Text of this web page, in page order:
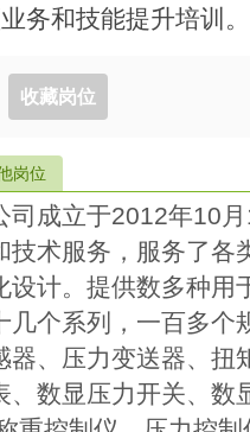
务和技能提升培训。
收藏岗位
岗位
司成立于2012年10
技术服务，服务了各
设计。提供数多种用
几个系列，一百多个
器、压力变送器、扭
、数显压力开关、数